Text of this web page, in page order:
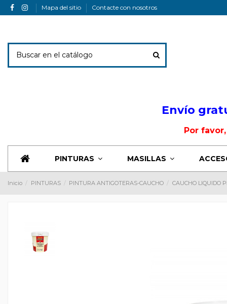
Mapa del sitio Contacte con nosotros
Envío
Por
PINTURAS MASILLAS
Inicio PINTURAS PINTURA ANTIGOTERAS-CAUCHO CAUCHO LIQUIDO